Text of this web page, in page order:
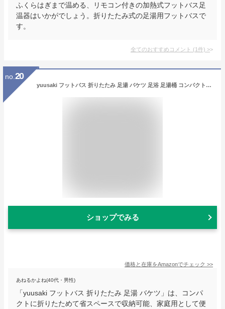
ふくらはぎまで温める、リモコン付きの加熱式フットバス足
温器はいかがでしょう。折りたたみ式の足湯用フットバスで
す。
全てのおすすめコメント (1件) >
no. 20
yuusaki フットバス 折りたたみ 足湯 バケツ 足浴 足湯桶 コンパクト収納 省スペース 足浴桶 足の保温 家庭用 足の浴槽 軽量 持ち運び便利 (ホワイト)
ショップでみる
価格と在庫をAmazonでチェック >>
あねるかよね(40代・男性)
「yuusaki フットバス 折りたたみ 足湯 バケツ」は、コンパ
クトに折りたためて省スペースで収納可能、家庭用として便